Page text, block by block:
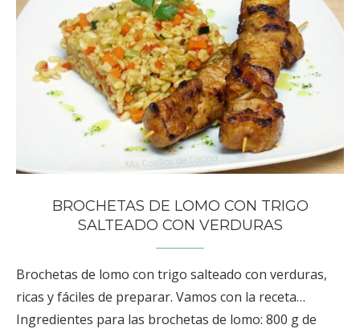
BROCHETAS DE LOMO CON TRIGO
SALTEADO CON VERDURAS
Brochetas de lomo con trigo salteado con verduras,
ricas y fáciles de preparar. Vamos con la receta…
Ingredientes para las brochetas de lomo: 800 g de